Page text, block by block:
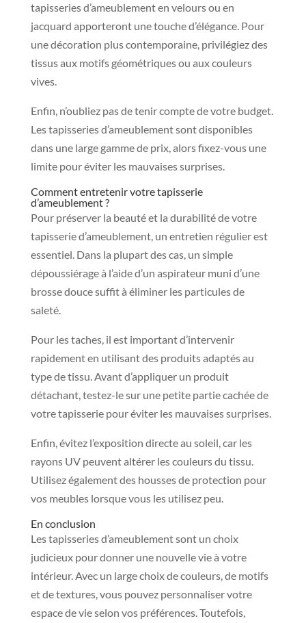
tapisseries d’ameublement en velours ou en
jacquard apporteront une touche d’élégance. Pour
une décoration plus contemporaine, privilégiez des
tissus aux motifs géométriques ou aux couleurs
vives.
Enfin, n’oubliez pas de tenir compte de votre budget.
Les tapisseries d’ameublement sont disponibles
dans une large gamme de prix, alors fixez-vous une
limite pour éviter les mauvaises surprises.
Comment entretenir votre tapisserie
d’ameublement ?
Pour préserver la beauté et la durabilité de votre
tapisserie d’ameublement, un entretien régulier est
essentiel. Dans la plupart des cas, un simple
dépoussiérage à l’aide d’un aspirateur muni d’une
brosse douce suffit à éliminer les particules de
saleté.
Pour les taches, il est important d’intervenir
rapidement en utilisant des produits adaptés au
type de tissu. Avant d’appliquer un produit
détachant, testez-le sur une petite partie cachée de
votre tapisserie pour éviter les mauvaises surprises.
Enfin, évitez l’exposition directe au soleil, car les
rayons UV peuvent altérer les couleurs du tissu.
Utilisez également des housses de protection pour
vos meubles lorsque vous les utilisez peu.
En conclusion
Les tapisseries d’ameublement sont un choix
judicieux pour donner une nouvelle vie à votre
intérieur. Avec un large choix de couleurs, de motifs
et de textures, vous pouvez personnaliser votre
espace de vie selon vos préférences. Toutefois,